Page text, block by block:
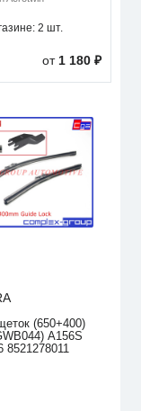
2 шт.
от1 180 ₽
(650+400)
A156S
8521278011